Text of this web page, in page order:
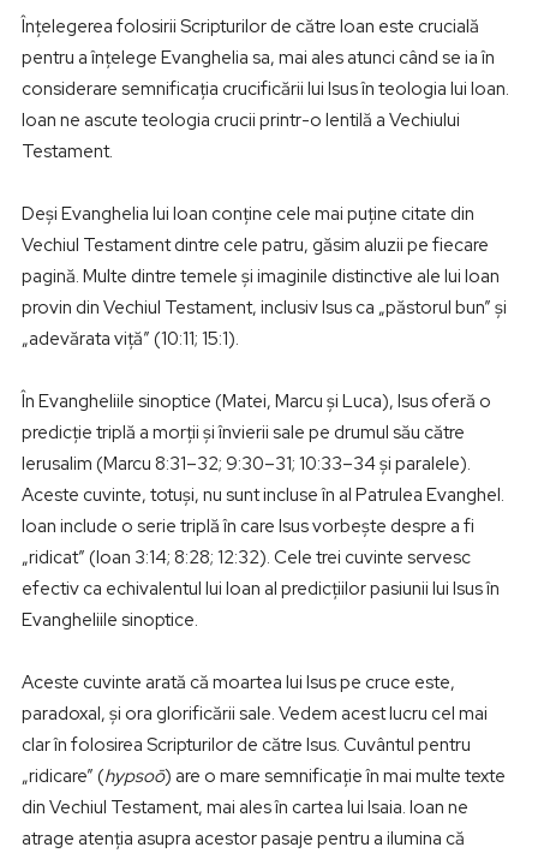
Înțelegerea folosirii Scripturilor de către Ioan este crucială
pentru a înțelege Evanghelia sa, mai ales atunci când se ia în
considerare semnificația crucificării lui Isus în teologia lui Ioan.
Ioan ne ascute teologia crucii printr-o lentilă a Vechiului
Testament.
Deși Evanghelia lui Ioan conține cele mai puține citate din
Vechiul Testament dintre cele patru, găsim aluzii pe fiecare
pagină. Multe dintre temele și imaginile distinctive ale lui Ioan
provin din Vechiul Testament, inclusiv Isus ca „păstorul bun” și
„adevărata viță” (10:11; 15:1).
În Evangheliile sinoptice (Matei, Marcu și Luca), Isus oferă o
predicție triplă a morții și învierii sale pe drumul său către
Ierusalim (Marcu 8:31–32; 9:30–31; 10:33–34 și paralele).
Aceste cuvinte, totuși, nu sunt incluse în al Patrulea Evanghel.
Ioan include o serie triplă în care Isus vorbește despre a fi
„ridicat” (Ioan 3:14; 8:28; 12:32). Cele trei cuvinte servesc
efectiv ca echivalentul lui Ioan al predicțiilor pasiunii lui Isus în
Evangheliile sinoptice.
Aceste cuvinte arată că moartea lui Isus pe cruce este,
paradoxal, și ora glorificării sale. Vedem acest lucru cel mai
clar în folosirea Scripturilor de către Isus. Cuvântul pentru
„ridicare” (hypsoō) are o mare semnificație în mai multe texte
din Vechiul Testament, mai ales în cartea lui Isaia. Ioan ne
atrage atenția asupra acestor pasaje pentru a ilumina că